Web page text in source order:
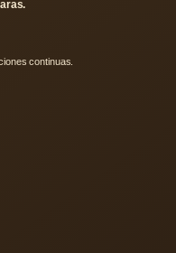
continuas.